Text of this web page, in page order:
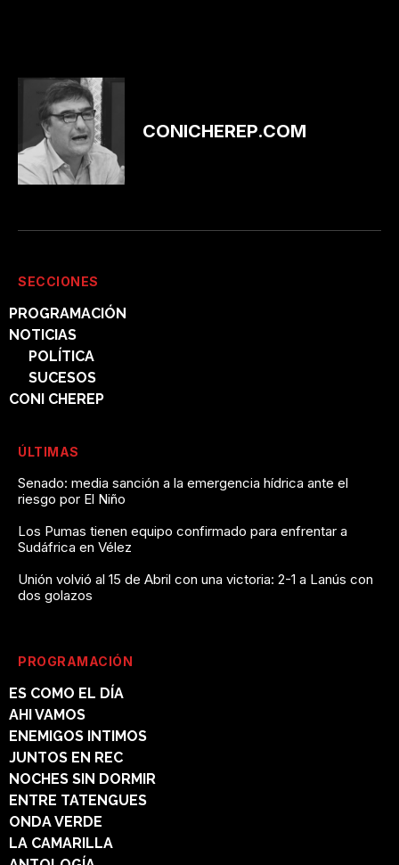
CONICHEREP.COM
SECCIONES
PROGRAMACIÓN
NOTICIAS
POLÍTICA
SUCESOS
CONI CHEREP
ÚLTIMAS
Senado: media sanción a la emergencia hídrica ante el
riesgo por El Niño
Los Pumas tienen equipo confirmado para enfrentar a
Sudáfrica en Vélez
Unión volvió al 15 de Abril con una victoria: 2-1 a Lanús con
dos golazos
PROGRAMACIÓN
ES COMO EL DÍA
AHI VAMOS
ENEMIGOS INTIMOS
JUNTOS EN REC
NOCHES SIN DORMIR
ENTRE TATENGUES
ONDA VERDE
LA CAMARILLA